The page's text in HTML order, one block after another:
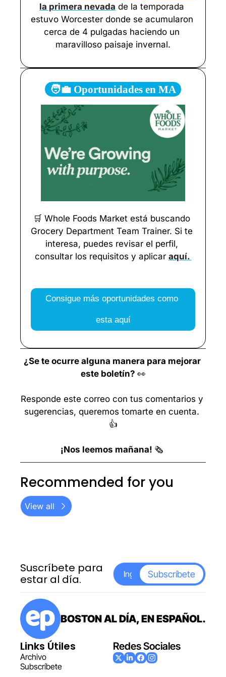
la primera nevada de la temporada
estuvo Worcester donde se acumularon
cerca de 4 pulgadas haciendo un
maravilloso paisaje invernal.
🧑‍💼 Oportunidades en MA
🛒 Whole Foods Market está buscando
Grocery Department Team Trainer. Si te
interesa, puedes revisar el perfil,
consultar los requisitos y aplicar aquí.
Consigue más oportunidades como
esta aquí
¿Se te ocurre alguna manera para mejorar
este boletín? 👀
Responde este correo con tus comentarios y
sugerencias, queremos tomarte en cuenta.
👍
¡Nos leemos mañana! 🗞️
Recommended for you
View all
Suscríbete para
estar al día.
Subscríbete
BOSTON AL DÍA, EN ESPAÑOL.
Links Útiles
Archivo
Subscríbete
Redes Sociales